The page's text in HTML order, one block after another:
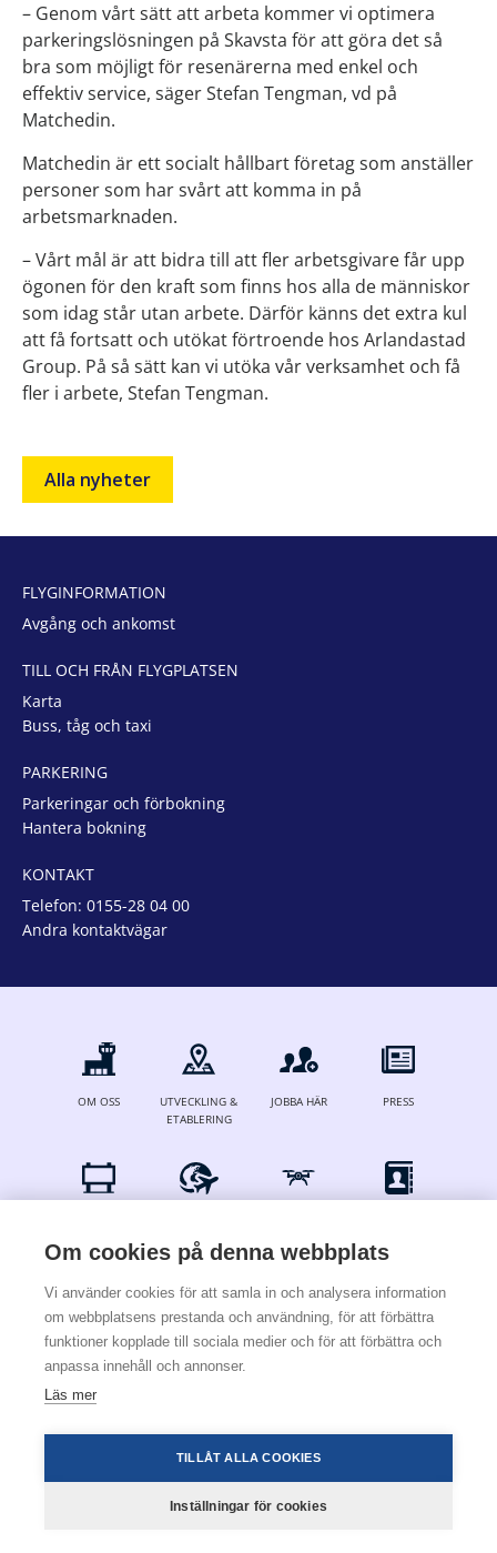
– Genom vårt sätt att arbeta kommer vi optimera
parkeringslösningen på Skavsta för att göra det så
bra som möjligt för resenärerna med enkel och
effektiv service, säger Stefan Tengman, vd på
Matchedin.
Matchedin är ett socialt hållbart företag som anställer
personer som har svårt att komma in på
arbetsmarknaden.
– Vårt mål är att bidra till att fler arbetsgivare får upp
ögonen för den kraft som finns hos alla de människor
som idag står utan arbete. Därför känns det extra kul
att få fortsatt och utökat förtroende hos Arlandastad
Group. På så sätt kan vi utöka vår verksamhet och få
fler i arbete, Stefan Tengman.
Alla nyheter
FLYGINFORMATION
Avgång och ankomst
TILL OCH FRÅN FLYGPLATSEN
Karta
Buss, tåg och taxi
PARKERING
Parkeringar och förbokning
Hantera bokning
KONTAKT
Telefon: 0155-28 04 00
Andra kontaktvägar
OM OSS
UTVECKLING &
ETABLERING
JOBBA HÄR PRESS
FLYGBOLAG
© 2024 Stockholm Skavsta Airport
Integritetspolicy
×
För att installera den här
webbapplikationen i telefonen trycker du på
nedan och sedan Lägg till sida till.
Om cookies på denna webbplats
Vi använder cookies för att samla in och analysera information
om webbplatsens prestanda och användning, för att förbättra
funktioner kopplade till sociala medier och för att förbättra och
anpassa innehåll och annonser.
Läs mer
TILLÅT ALLA COOKIES
Inställningar för cookies